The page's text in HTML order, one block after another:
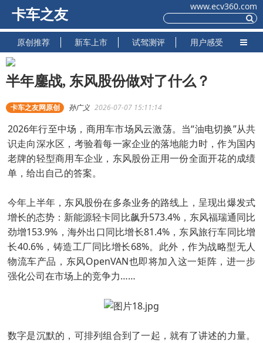
卡车之友
www.ecv360.com
原创推荐 新车上市 试驾测评 用户感受
半年鏖战, 东风股份做对了什么？
卡车之友网原创 孙广义 2026-07-07 15:11:14
2026年行至中场，商用车市场风云激荡。当“油电切换”从共
识走向深水区，考验着每一家企业的落地能力时，作为国内
老牌的轻型商用车企业，东风股份正用一份全面开花的成绩
单，给出自己的答案。
今年上半年，东风股份在多条业务的路线上，呈现出爆发式
增长的态势：新能源轻卡同比飙升573.4%，东风福瑞通同比
劲增153.9%，海外出口同比增长81.4%，东风旅行车同比增
长40.6%，铸造工厂同比增长68%。此外，作为战略型无人
物流车产品，东风OpenVAN也即将加入这一矩阵，进一步
强化公司在市场上的竞争力……
数字是沉默的，可排列组合到了一起，就有了讲述的力量。